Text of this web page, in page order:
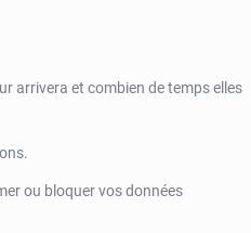
arrivera et combien de temps elles
ou bloquer vos données